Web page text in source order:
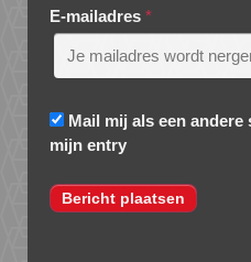
E-mailadres *
Mail mij als een
mijn entry